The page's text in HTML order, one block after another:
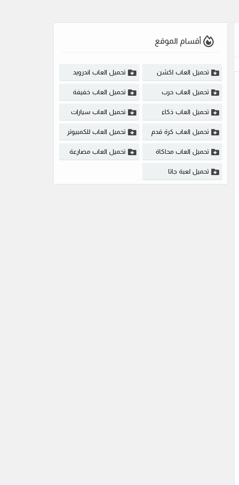
أقسام الموقع
تحميل العاب اكشن تحميل العاب اندرويد
تحميل العاب حرب تحميل العاب خفيفة
تحميل العاب ذكاء تحميل العاب سيارات
تحميل العاب كرة قدم تحميل العاب للكمبيوتر
تحميل العاب محاكاة تحميل العاب مصارعة
تحميل لعبة جاتا